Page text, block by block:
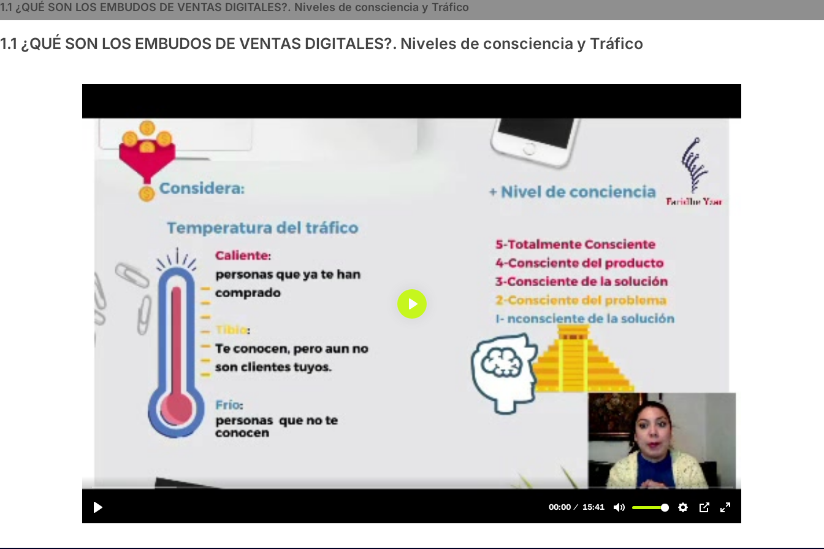
1.1 ¿QUÉ SON LOS EMBUDOS DE VENTAS DIGITALES?. Niveles de consciencia y Tráfico
1.1 ¿QUÉ SON LOS EMBUDOS DE VENTAS DIGITALES?. Niveles de consciencia y Tráfico